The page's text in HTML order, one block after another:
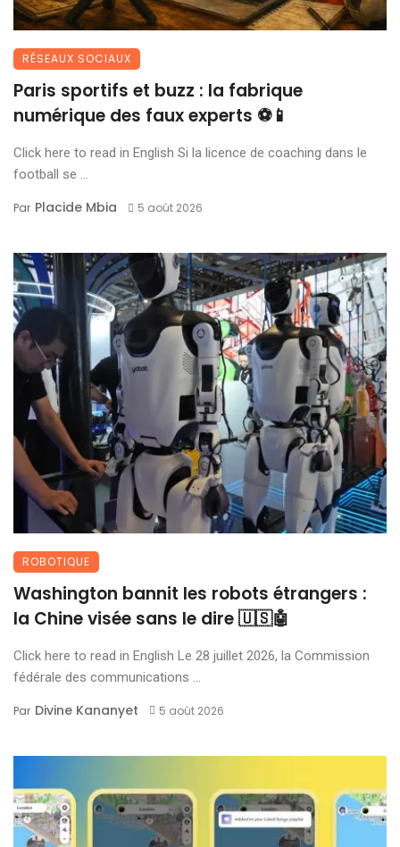
RÉSEAUX SOCIAUX
Paris sportifs et buzz : la fabrique
numérique des faux experts ⚽📱
Click here to read in English Si la licence de coaching dans le
football se ...
Par Placide Mbia 5 août 2026
ROBOTIQUE
Washington bannit les robots étrangers :
la Chine visée sans le dire 🇺🇸🤖
Click here to read in English Le 28 juillet 2026, la Commission
fédérale des communications ...
Par Divine Kananyet 5 août 2026